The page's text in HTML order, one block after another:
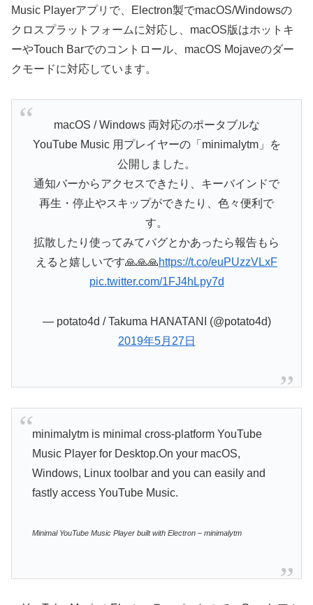
Music Playerアプリで、Electron製でmacOS/Windowsの
クロスプラットフォームに対応し、macOS版はホットキ
ーやTouch Barでのコントロール、macOS Mojaveのダー
クモードに対応しています。
macOS / Windows 両対応のポータブルな
YouTube Music 用プレイヤーの「minimalytm」を
公開しました。
通知バーからアクセスできたり、キーバインドで
再生・停止やスキップができたり、色々便利で
す。
拡散したり使ってみてバグとかあったら報告もら
えると嬉しいです🙏🙏🙏https://t.co/euPUzzVLxF
pic.twitter.com/1FJ4hLpy7d
— potato4d / Takuma HANATANI (@potato4d)
2019年5月27日
minimalytm is minimal cross-platform YouTube
Music Player for Desktop.On your macOS,
Windows, Linux toolbar and you can easily and
fastly access YouTube Music.
Minimal YouTube Music Player built with Electron – minimalytm